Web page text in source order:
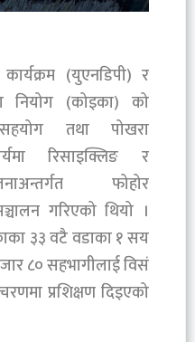
(युएनडिपी) र
नियोग (कोइका) को
तथा पोखरा
रिसाइक्लिङ र
फोहोर
गरिएको थियो ।
३३ वटै वडाका १ सय
८० सहभागीलाई विसं
प्रशिक्षण दिइएको